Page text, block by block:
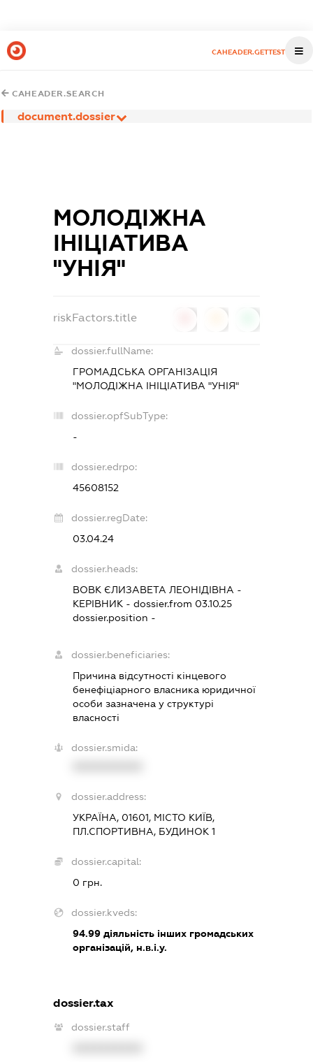
CAHEADER.GETTEST
CAHEADER.SEARCH
document.dossier
МОЛОДІЖНА
ІНІЦІАТИВА
"УНІЯ"
riskFactors.title
dossier.fullName:
ГРОМАДСЬКА ОРГАНІЗАЦІЯ
"МОЛОДІЖНА ІНІЦІАТИВА "УНІЯ"
dossier.opfSubType:
-
dossier.edrpo:
45608152
dossier.regDate:
03.04.24
dossier.heads:
ВОВК ЄЛИЗАВЕТА ЛЕОНІДІВНА -
КЕРІВНИК - dossier.from 03.10.25
dossier.position -
dossier.beneficiaries:
Причина відсутності кінцевого
бенефіціарного власника юридичної
особи зазначена у структурі
власності
dossier.smida:
dossier.address:
УКРАЇНА, 01601, МІСТО КИЇВ,
ПЛ.СПОРТИВНА, БУДИНОК 1
dossier.capital:
0 грн.
dossier.kveds:
94.99 діяльність інших громадських
організацій, н.в.і.у.
dossier.tax
dossier.staff